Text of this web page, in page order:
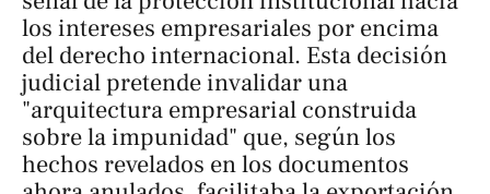
los intereses empresariales por encima
del derecho internacional. Esta decisión
judicial pretende invalidar una
"arquitectura empresarial construida
sobre la impunidad" que, según los
hechos revelados en los documentos